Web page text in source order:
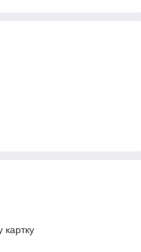
картку